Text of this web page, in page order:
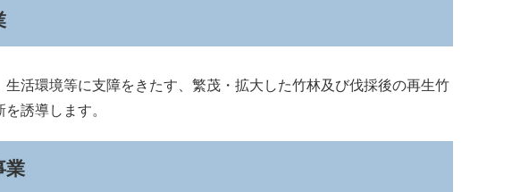
活環境等に支障をきたす、繁茂・拡大した竹林及び伐採後の再生竹
誘導します。
業